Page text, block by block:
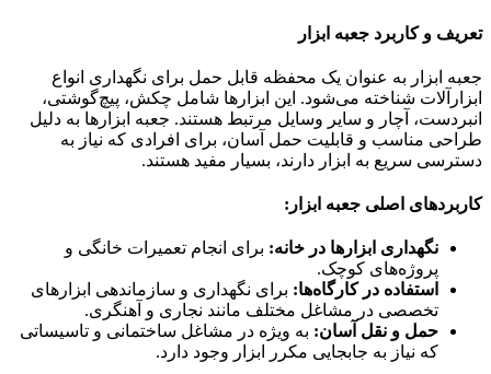
تعریف و کاربرد جعبه ابزار
جعبه ابزار به عنوان یک محفظه قابل حمل برای نگهداری انواع
ابزارآلات شناخته می‌شود. این ابزارها شامل چکش، پیچ‌گوشتی،
انبردست، آچار و سایر وسایل مرتبط هستند. جعبه ابزارها به دلیل
طراحی مناسب و قابلیت حمل آسان، برای افرادی که نیاز به
دسترسی سریع به ابزار دارند، بسیار مفید هستند.
کاربردهای اصلی جعبه ابزار:
نگهداری ابزارها در خانه: برای انجام تعمیرات خانگی و
پروژه‌های کوچک.
استفاده در کارگاه‌ها: برای نگهداری و سازماندهی ابزارهای
تخصصی در مشاغل مختلف مانند نجاری و آهنگری.
حمل و نقل آسان: به ویژه در مشاغل ساختمانی و تاسیساتی
که نیاز به جابجایی مکرر ابزار وجود دارد.